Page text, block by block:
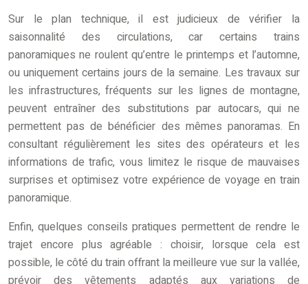
Sur le plan technique, il est judicieux de vérifier la
saisonnalité des circulations, car certains trains
panoramiques ne roulent qu’entre le printemps et l’automne,
ou uniquement certains jours de la semaine. Les travaux sur
les infrastructures, fréquents sur les lignes de montagne,
peuvent entraîner des substitutions par autocars, qui ne
permettent pas de bénéficier des mêmes panoramas. En
consultant régulièrement les sites des opérateurs et les
informations de trafic, vous limitez le risque de mauvaises
surprises et optimisez votre expérience de voyage en train
panoramique.
Enfin, quelques conseils pratiques permettent de rendre le
trajet encore plus agréable : choisir, lorsque cela est
possible, le côté du train offrant la meilleure vue sur la vallée,
prévoir des vêtements adaptés aux variations de